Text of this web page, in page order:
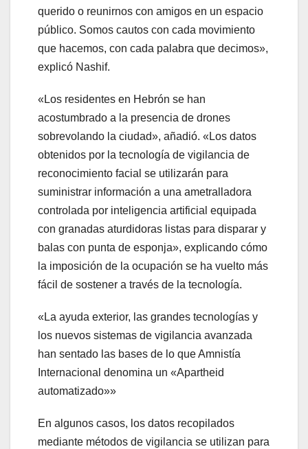
querido o reunirnos con amigos en un espacio
público. Somos cautos con cada movimiento
que hacemos, con cada palabra que decimos»,
explicó Nashif.
«Los residentes en Hebrón se han
acostumbrado a la presencia de drones
sobrevolando la ciudad», añadió. «Los datos
obtenidos por la tecnología de vigilancia de
reconocimiento facial se utilizarán para
suministrar información a una ametralladora
controlada por inteligencia artificial equipada
con granadas aturdidoras listas para disparar y
balas con punta de esponja», explicando cómo
la imposición de la ocupación se ha vuelto más
fácil de sostener a través de la tecnología.
«La ayuda exterior, las grandes tecnologías y
los nuevos sistemas de vigilancia avanzada
han sentado las bases de lo que Amnistía
Internacional denomina un «Apartheid
automatizado»»
En algunos casos, los datos recopilados
mediante métodos de vigilancia se utilizan para